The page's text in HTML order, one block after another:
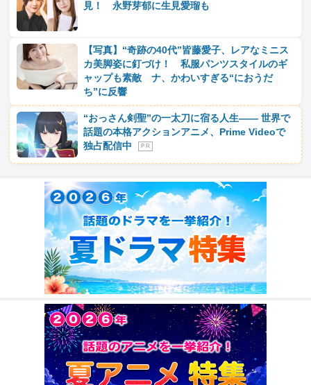
見！ 永野芽郁に生見愛瑠も
【写真】“奇跡の40代”皆藤愛子、レアなミニス
カ美脚姿に釘づけ！ 私服パンツスタイルのギ
ャップも素敵 ナ、かわいすぎる“におうだ
ち”に反響
“おっさん剣聖”の一太刀に宿る人生―― 世界で
話題の本格アクションアニメ、Prime Videoで
独占配信中
P R